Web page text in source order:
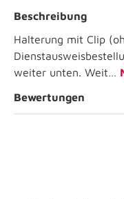
Beschreibung
Halterung mit Clip
weiter unten. Weit…
Bewertungen